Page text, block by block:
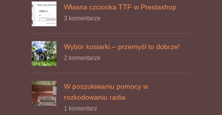
Własna czcionka TTF w Prestashop
3 komentarze
Wybór kosiarki – przemyśl to dobrze!
2 komentarze
W poszukiwaniu pomocy w
rozkodowaniu radia
1 komentarz